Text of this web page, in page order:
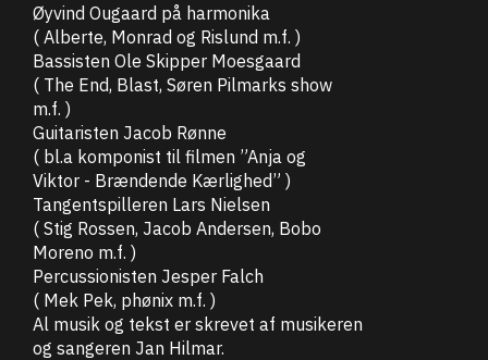
Øyvind Ougaard på harmonika
( Alberte, Monrad og Rislund m.f. )
Bassisten Ole Skipper Moesgaard
( The End, Blast, Søren Pilmarks show
m.f. )
Guitaristen Jacob Rønne
( bl.a komponist til filmen ”Anja og
Viktor - Brændende Kærlighed” )
Tangentspilleren Lars Nielsen
( Stig Rossen, Jacob Andersen, Bobo
Moreno m.f. )
Percussionisten Jesper Falch
( Mek Pek, phønix m.f. )
Al musik og tekst er skrevet af musikeren
og sangeren Jan Hilmar.